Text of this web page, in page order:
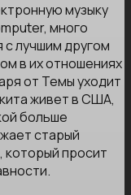
музыку
много
с лучшим другом
в их отношениях
от Темы уходит
живет в США,
больше
старый
просит